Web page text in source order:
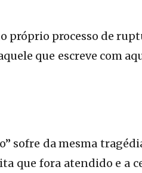
próprio processo de
que escreve com
sofre da mesma
que fora atendido e a